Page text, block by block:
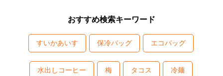
おすすめ検索キーワード
すいかあいす 保冷バッグ エコバッグ
水出しコーヒー 梅 タコス 冷麺